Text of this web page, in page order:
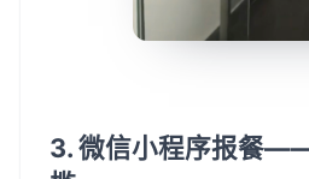
3. 微信小程序报餐